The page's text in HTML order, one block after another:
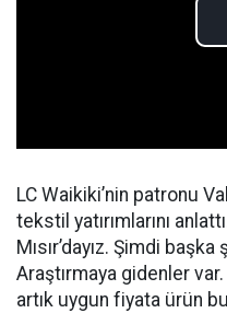
LC Waikiki’nin patronu
tekstil yatırımlarını
Mısır’dayız. Şimdi
Araştırmaya gidenler
artık uygun fiyata ürün